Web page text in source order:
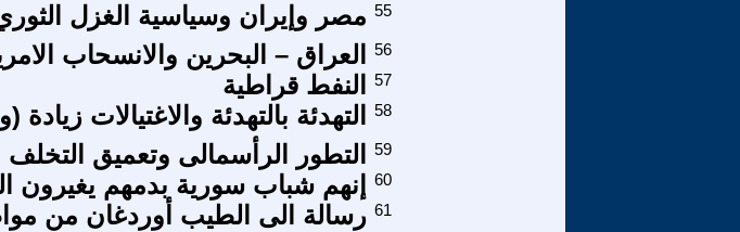
مصر وإيران وسياسية الغزل 55
العراق – البحرين والانسحاب
56
النفط قراطية
57
التهدئة بالتهدئة والاغتيالات زيادة 58
التطور الرأسمالى وتعميق التخلف
59
إنهم شباب سورية بدمهم يغيرون
60
رسالة الى الطيب أوردغان من 61